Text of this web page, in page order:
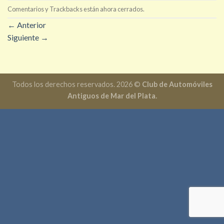
Comentarios y Trackbacks están ahora cerrados.
← Anterior
Siguiente →
Todos los derechos reservados. 2026 © Club de Automóviles
Antiguos de Mar del Plata.